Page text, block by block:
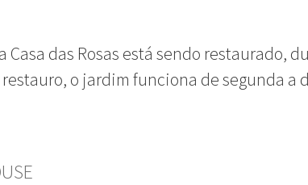
Casa das Rosas está sendo restaurado,
o jardim funciona de segunda a